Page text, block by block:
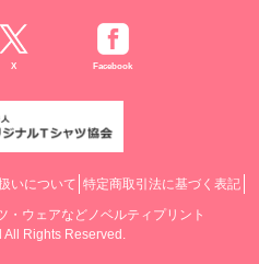
X Facebook
いについて 特定商取引法に基づく表記
・ウェアなどノベルティプリント
All Rights Reserved.